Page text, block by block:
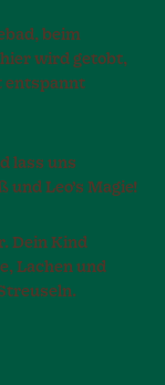
beim
wird getobt,
entspannt
lass uns
Leo’s Magie!
Dein Kind
Lachen und